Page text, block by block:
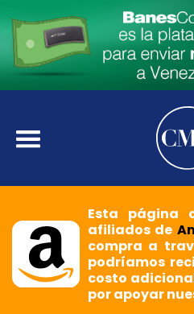
Esta página
afiliados de
compra a
podríamos
costo
por apoyar